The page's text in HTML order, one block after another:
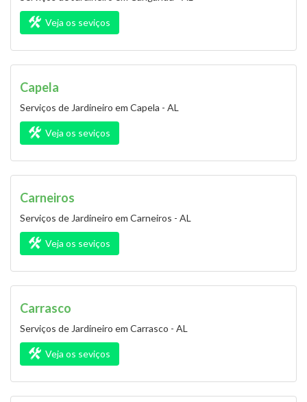
Veja os seviços
Capela
Serviços de Jardineiro em Capela - AL
Veja os seviços
Carneiros
Serviços de Jardineiro em Carneiros - AL
Veja os seviços
Carrasco
Serviços de Jardineiro em Carrasco - AL
Veja os seviços